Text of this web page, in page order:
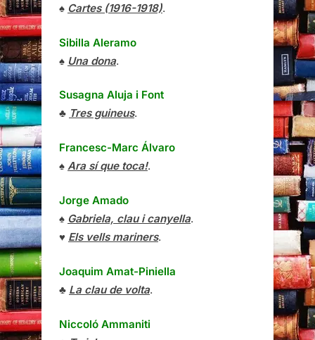
♠ Cartes (1916-1918).
Sibilla Aleramo
♠ Una dona.
Susagna Aluja i Font
♣ Tres guineus.
Francesc-Marc Álvaro
♠ Ara sí que toca!.
Jorge Amado
♠ Gabriela, clau i canyella.
♥ Els vells mariners.
Joaquim Amat-Piniella
♣ La clau de volta.
Niccoló Ammaniti